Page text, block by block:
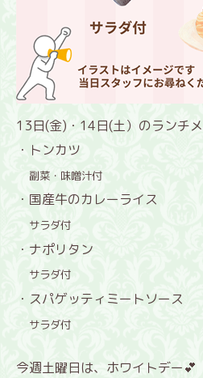
13日(金)・14日(土）のランチ
・トンカツ
副菜・味噌汁付
・国産牛のカレーライス
サラダ付
・ナポリタン
サラダ付
・スパゲッティミートソース
サラダ付
今週土曜日は、ホワイトデー💕